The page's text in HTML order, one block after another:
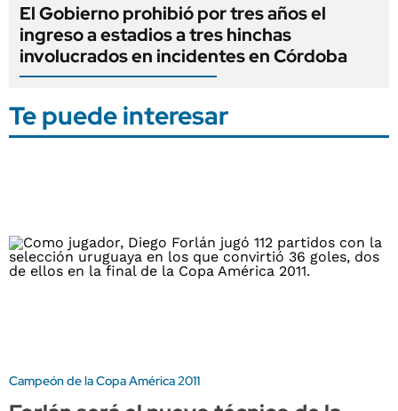
El Gobierno prohibió por tres años el
ingreso a estadios a tres hinchas
involucrados en incidentes en Córdoba
Te puede interesar
Campeón de la Copa América 2011